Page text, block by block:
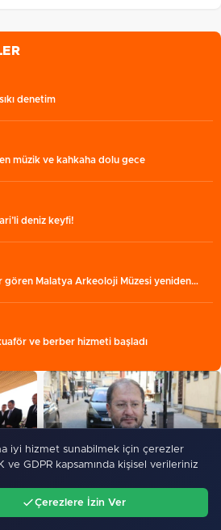
denetim
müzik ve kahkaha dolu gece
deniz keyfi!
gören Malatya Arkeoloji Müzesi yeniden…
ve berber hizmeti başladı
Eski Cidde Basın Ataşesi
Akyön’den analiz: “Mekke…
iyi hizmet sunabilmek için çerezler
ve GDPR kapsamında kişisel verileriniz
Çerezlere İzin Ver
Ara Menü